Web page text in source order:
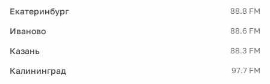
Екатеринбург 88.8 FM
Иваново 88.6 FM
Казань 88.3 FM
Калининград 97.7 FM